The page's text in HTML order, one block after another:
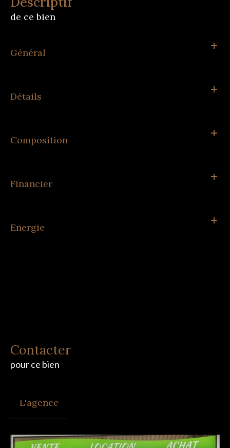
de ce bien
Général
Détails
Composition
Financier
Energie
Contacter
pour ce bien
L'agence